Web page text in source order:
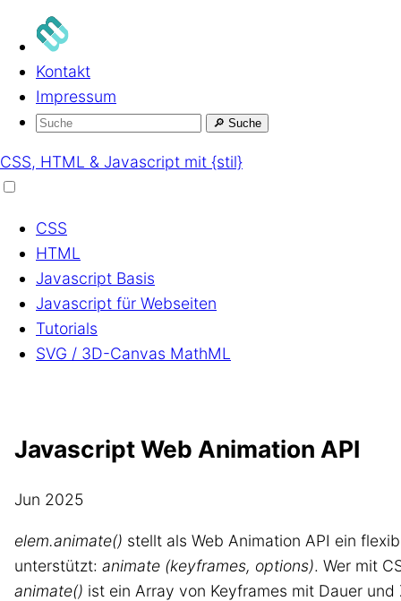
Kontakt
Impressum
🔎 Suche
CSS, HTML & Javascript mit {stil}
CSS
HTML
Javascript Basis
Javascript für Webseiten
Tutorials
SVG / 3D-Canvas MathML
Javascript Web Animation API
Jun 2025
elem.animate() stellt als Web Animation API ein
unterstützt: animate (keyframes, options). Wer mit
animate() ist ein Array von Keyframes mit Dauer